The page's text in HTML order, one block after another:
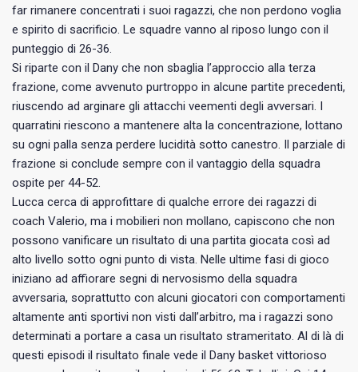
far rimanere concentrati i suoi ragazzi, che non perdono voglia
e spirito di sacrificio. Le squadre vanno al riposo lungo con il
punteggio di 26-36.
Si riparte con il Dany che non sbaglia l’approccio alla terza
frazione, come avvenuto purtroppo in alcune partite precedenti,
riuscendo ad arginare gli attacchi veementi degli avversari. I
quarratini riescono a mantenere alta la concentrazione, lottano
su ogni palla senza perdere lucidità sotto canestro. Il parziale di
frazione si conclude sempre con il vantaggio della squadra
ospite per 44-52.
Lucca cerca di approfittare di qualche errore dei ragazzi di
coach Valerio, ma i mobilieri non mollano, capiscono che non
possono vanificare un risultato di una partita giocata così ad
alto livello sotto ogni punto di vista. Nelle ultime fasi di gioco
iniziano ad affiorare segni di nervosismo della squadra
avversaria, soprattutto con alcuni giocatori con comportamenti
altamente anti sportivi non visti dall’arbitro, ma i ragazzi sono
determinati a portare a casa un risultato strameritato. Al di là di
questi episodi il risultato finale vede il Dany basket vittorioso